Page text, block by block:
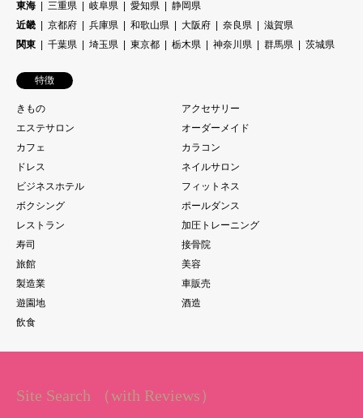
東海 三重県 岐阜県 愛知県
静岡県
近畿
京都府 兵庫県 和歌山県 大阪府 奈良県
滋賀県
関東
千葉県 埼玉県 東京都 栃木県 神奈川県 群馬県 茨城県
特徴
きもの
アクセサリー
エステサロン
オーダーメイド
カフェ
カラコン
ドレス
ネイルサロン
ビジネスホテル
フィットネス
ボクシング
ポールダンス
レストラン
加圧トレーニング
寿司
接骨院
旅館
美容
製造業
車販売
遊園地
酒造
飲食
Site Search （with Reviews）